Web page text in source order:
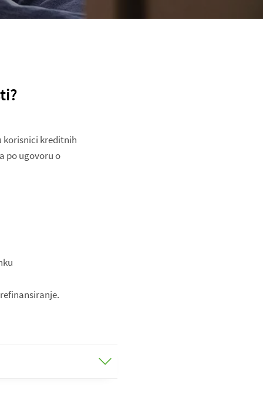
korisnici kreditnih
po ugovoru o